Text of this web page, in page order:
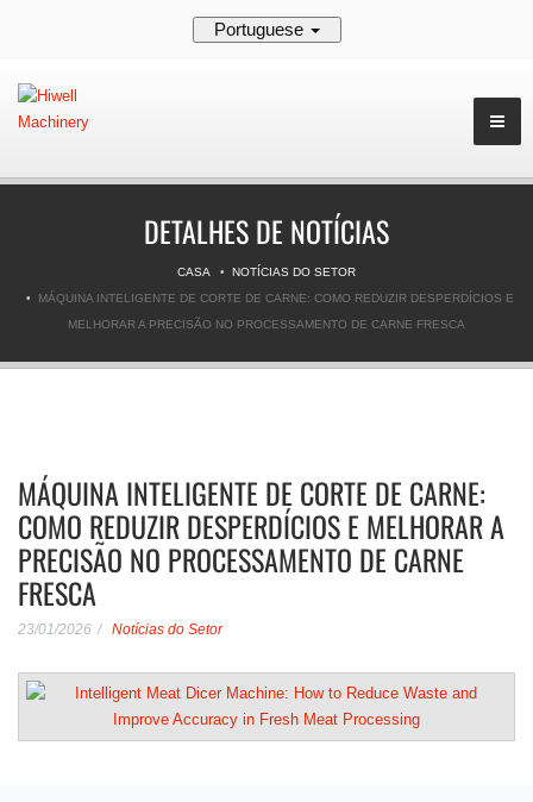
Portuguese
DETALHES DE NOTÍCIAS
CASA
NOTÍCIAS DO SETOR
MÁQUINA INTELIGENTE DE CORTE DE CARNE: COMO REDUZIR DESPERDÍCIOS E
MELHORAR A PRECISÃO NO PROCESSAMENTO DE CARNE FRESCA
MÁQUINA INTELIGENTE DE CORTE DE CARNE:
COMO REDUZIR DESPERDÍCIOS E MELHORAR A
PRECISÃO NO PROCESSAMENTO DE CARNE
FRESCA
23/01/2026 Notícias do Setor